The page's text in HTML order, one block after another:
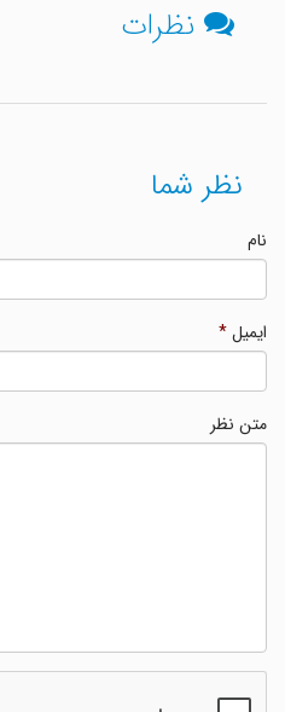
نظرات
نظر شما
ایمیل*
متن نظر